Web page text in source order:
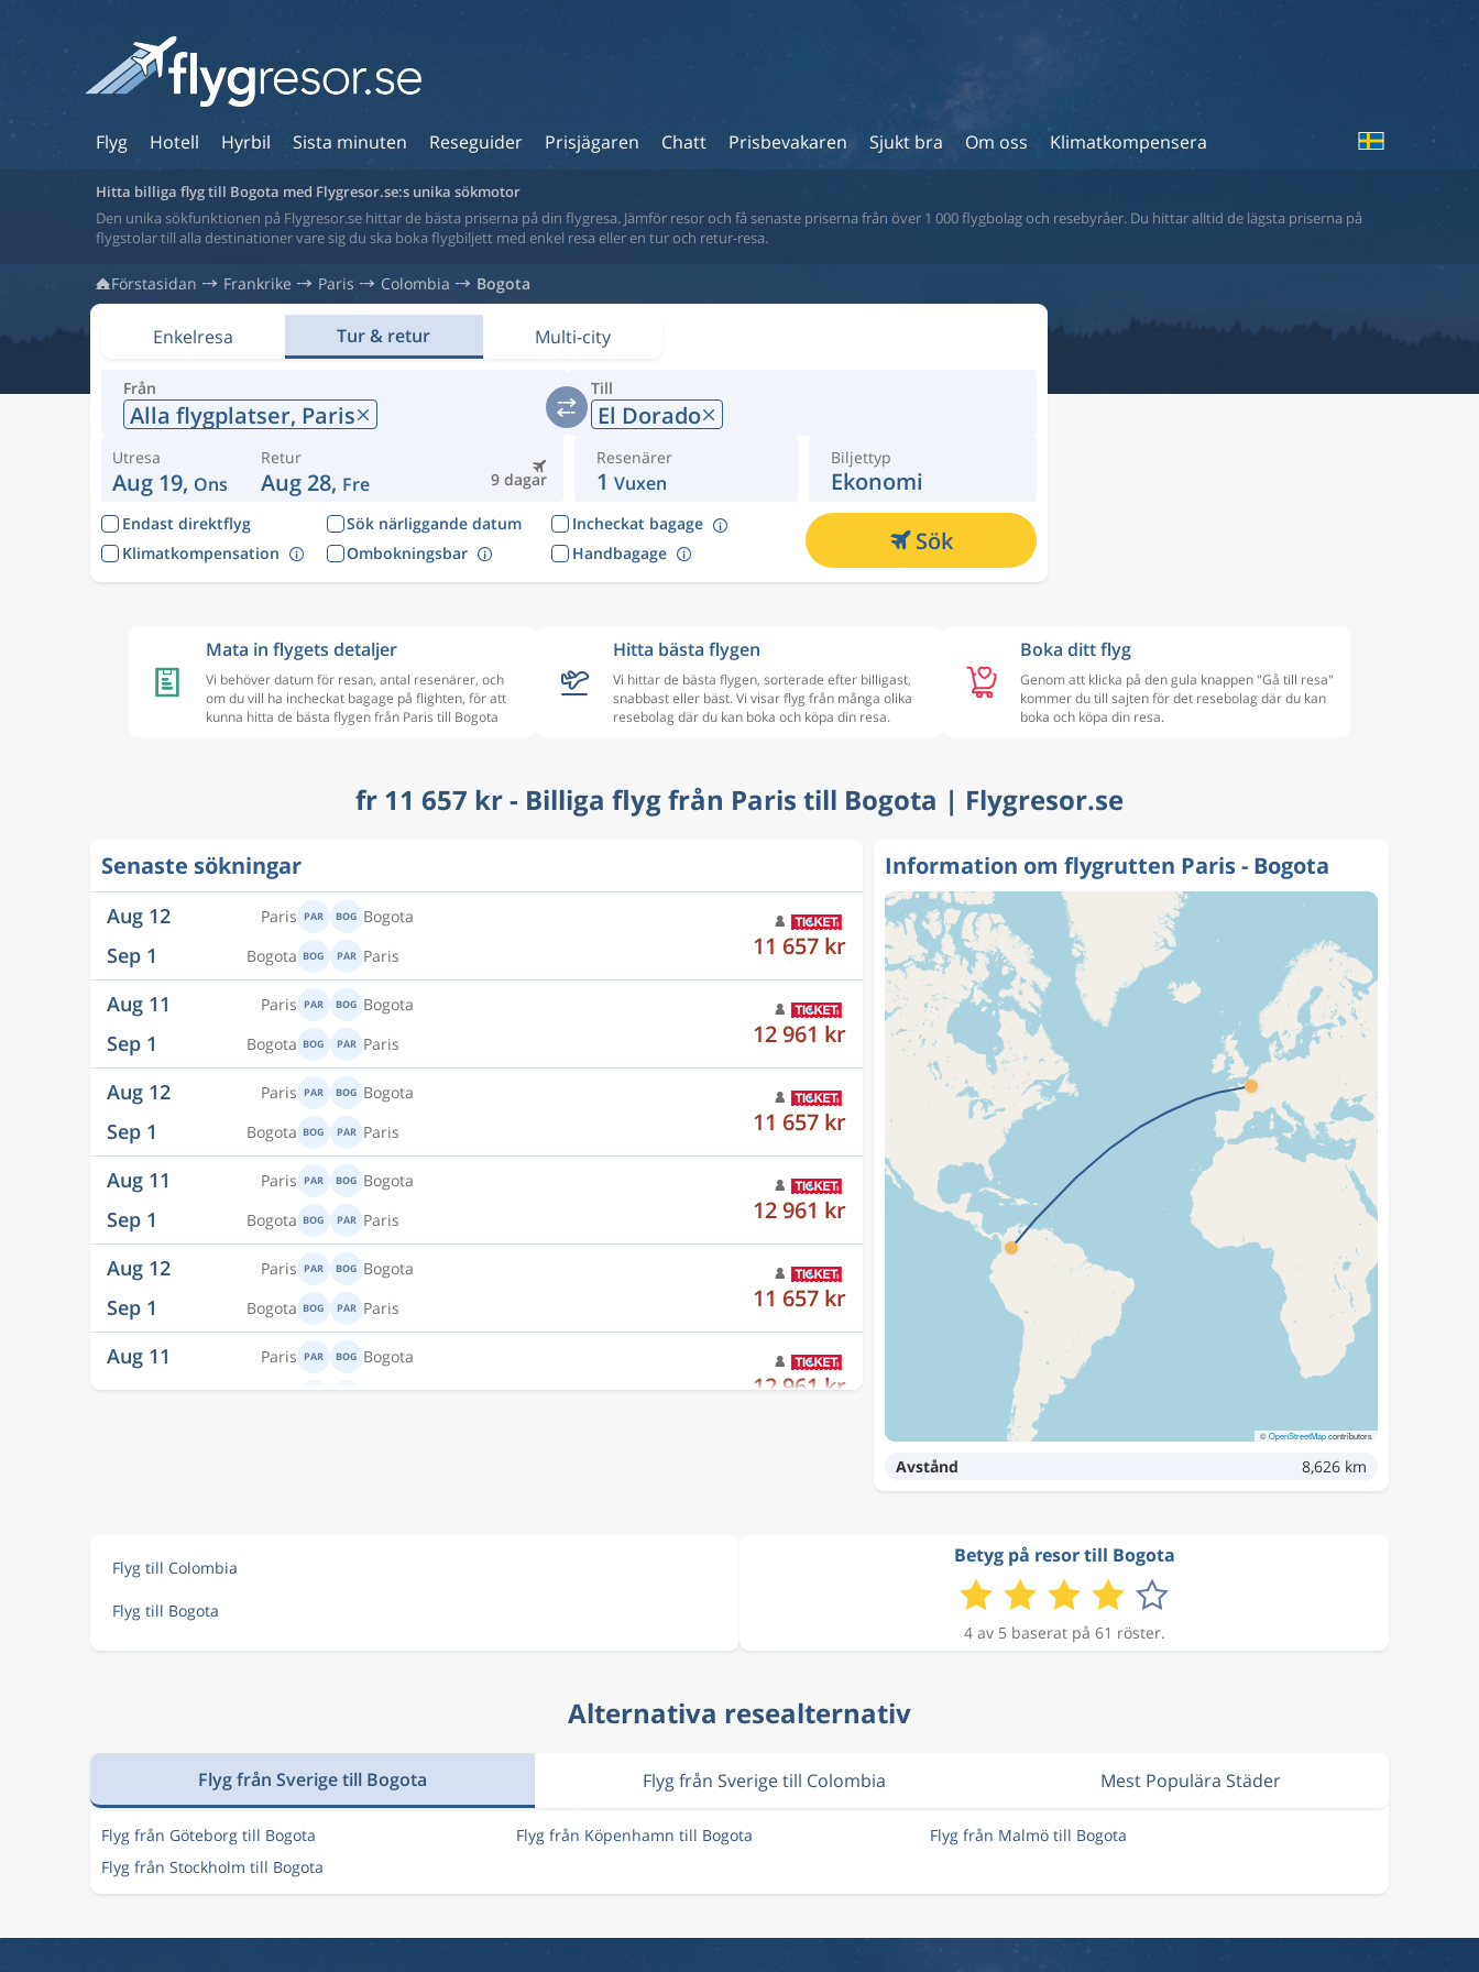
Flyg Hotell Hyrbil Sista minuten Reseguider Prisjägaren Chatt Prisbevakaren Sjukt bra Om oss Klimatkompensera
Hitta billiga flyg till Bogota med Flygresor.se:s unika sökmotor
Den unika sökfunktionen på Flygresor.se hittar de bästa priserna på din flygresa. Jämför resor och få senaste priserna från över 1 000 flygbolag och resebyråer. Du hittar alltid de lägsta priserna på
flygstolar till alla destinationer vare sig du ska boka flygbiljett med enkel resa eller en tur och retur-resa.
Förstasidan Frankrike Paris Colombia Bogota
Enkelresa Tur & retur Multi-city
Från
Alla flygplatser, Paris
Till
El Dorado
Utresa
Aug 19, Ons 9 dagar
Retur
Aug 28, Fre
Resenärer
1 Vuxen
Biljettyp
Ekonomi
Endast direktflyg Sök närliggande datum
Incheckat bagage
Klimatkompensation
Ombokningsbar Handbagage Sök
Mata in flygets detaljer
Vi behöver datum för resan, antal resenärer, och
om du vill ha incheckat bagage på flighten, för att
kunna hitta de bästa flygen från Paris till Bogota
Hitta bästa flygen
Vi hittar de bästa flygen, sorterade efter billigast,
snabbast eller bäst. Vi visar flyg från många olika
resebolag där du kan boka och köpa din resa.
Boka ditt flyg
Genom att klicka på den gula knappen "Gå till resa"
kommer du till sajten för det resebolag där du kan
boka och köpa din resa.
fr 11 657 kr - Billiga flyg från Paris till Bogota | Flygresor.se
Senaste sökningar
Aug 12 Paris PAR BOG Bogota
Sep 1 Bogota BOG PAR Paris 11 657 kr
Aug 11 Paris PAR BOG Bogota
Sep 1 Bogota BOG PAR Paris 12 961 kr
Aug 12 Paris PAR BOG Bogota
Sep 1 Bogota BOG PAR Paris 11 657 kr
Aug 11 Paris PAR BOG Bogota
Sep 1 Bogota BOG PAR Paris 12 961 kr
Aug 12 Paris PAR BOG Bogota
Sep 1 Bogota BOG PAR Paris 11 657 kr
Aug 11 Paris PAR BOG Bogota
Sep 1 Bogota Paris 12 961 kr
Information om flygrutten Paris - Bogota
©OpenStreetMapcontributors
Avstånd 8,626 km
Flyg till Colombia
Flyg till Bogota
Betyg på resor till Bogota
4 av 5 baserat på 61 röster.
Alternativa resealternativ
Flyg från Sverige till Bogota Flyg från Sverige till Colombia Mest Populära Städer
Flyg från Göteborg till Bogota Flyg från Köpenhamn till Bogota
Flyg från Malmö till Bogota
Flyg från Stockholm till Bogota